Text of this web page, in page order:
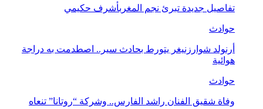
تفاصيل جديدة تبرئ نجم المغربأشرف حكيمي
حوادث
أرنولد شوارزنيغر يتورط بحادث سير.. اصطدمت به دراجة
هوائية
حوادث
وفاة شقيق الفنان راشد الفارس.. وشركة “روتانا” تنعاه